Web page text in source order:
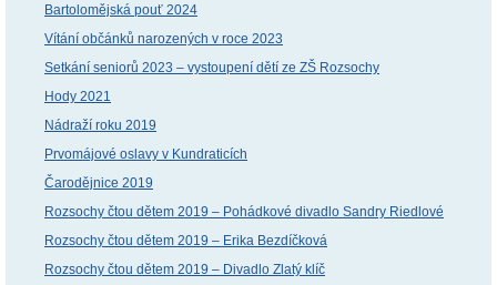
Bartolomějská pouť 2024
Vítání občánků narozených v roce 2023
Setkání seniorů 2023 – vystoupení dětí ze ZŠ Rozsochy
Hody 2021
Nádraží roku 2019
Prvomájové oslavy v Kundraticích
Čarodějnice 2019
Rozsochy čtou dětem 2019 – Pohádkové divadlo Sandry Riedlové
Rozsochy čtou dětem 2019 – Erika Bezdíčková
Rozsochy čtou dětem 2019 – Divadlo Zlatý klíč